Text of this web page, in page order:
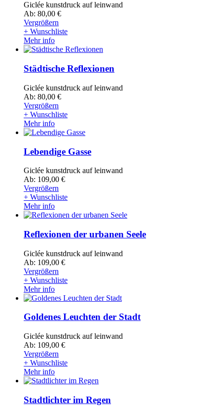
Giclée kunstdruck auf leinwand
Ab: 80,00 €
Vergrößern
+ Wunschliste
Mehr info
Städtische Reflexionen
Giclée kunstdruck auf leinwand
Ab: 80,00 €
Vergrößern
+ Wunschliste
Mehr info
Lebendige Gasse
Giclée kunstdruck auf leinwand
Ab: 109,00 €
Vergrößern
+ Wunschliste
Mehr info
Reflexionen der urbanen Seele
Giclée kunstdruck auf leinwand
Ab: 109,00 €
Vergrößern
+ Wunschliste
Mehr info
Goldenes Leuchten der Stadt
Giclée kunstdruck auf leinwand
Ab: 109,00 €
Vergrößern
+ Wunschliste
Mehr info
Stadtlichter im Regen